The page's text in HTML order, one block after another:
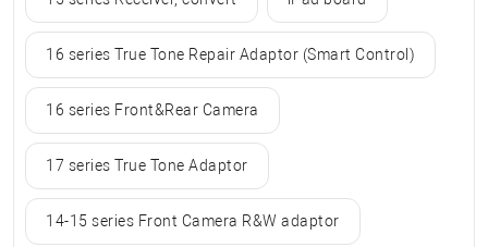
16 series True Tone Repair Adaptor (Smart Control)
16 series Front&Rear Camera
17 series True Tone Adaptor
14-15 series Front Camera R&W adaptor